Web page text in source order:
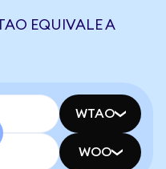
EQUIVALE A
WTAO
WOO